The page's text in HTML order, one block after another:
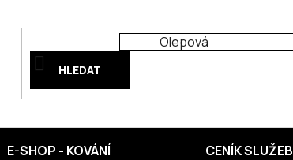
HLEDAT
E-SHOP - KOVÁNÍ CENÍK SLUŽEB